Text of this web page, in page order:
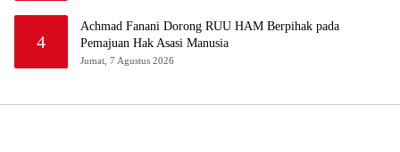
4
Achmad Fanani Dorong RUU HAM Berpihak pada
Pemajuan Hak Asasi Manusia
Jumat, 7 Agustus 2026